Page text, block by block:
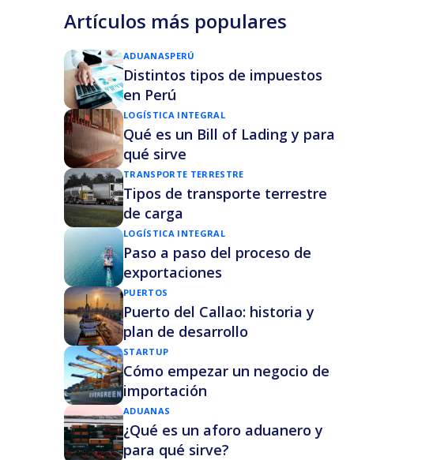
Artículos más populares
ADUANASPERÚ
Distintos tipos de impuestos
en Perú
LOGÍSTICA INTEGRAL
Qué es un Bill of Lading y para
qué sirve
TRANSPORTE TERRESTRE
Tipos de transporte terrestre
de carga
LOGÍSTICA INTEGRAL
Paso a paso del proceso de
exportaciones
PUERTOS
Puerto del Callao: historia y
plan de desarrollo
STARTUP
Cómo empezar un negocio de
importación
ADUANAS
¿Qué es un aforo aduanero y
para qué sirve?